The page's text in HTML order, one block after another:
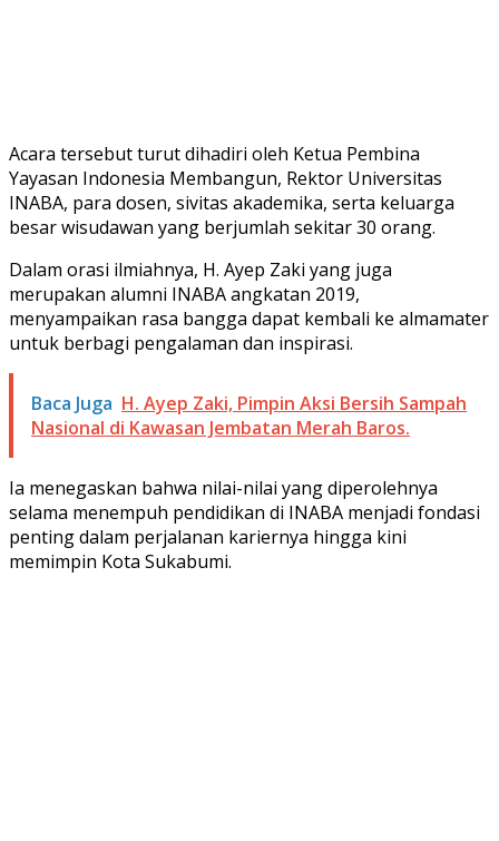
Acara tersebut turut dihadiri oleh Ketua Pembina
Yayasan Indonesia Membangun, Rektor Universitas
INABA, para dosen, sivitas akademika, serta keluarga
besar wisudawan yang berjumlah sekitar 30 orang.
Dalam orasi ilmiahnya, H. Ayep Zaki yang juga
merupakan alumni INABA angkatan 2019,
menyampaikan rasa bangga dapat kembali ke almamater
untuk berbagi pengalaman dan inspirasi.
Baca Juga H. Ayep Zaki, Pimpin Aksi Bersih Sampah
Nasional di Kawasan Jembatan Merah Baros.
Ia menegaskan bahwa nilai-nilai yang diperolehnya
selama menempuh pendidikan di INABA menjadi fondasi
penting dalam perjalanan kariernya hingga kini
memimpin Kota Sukabumi.